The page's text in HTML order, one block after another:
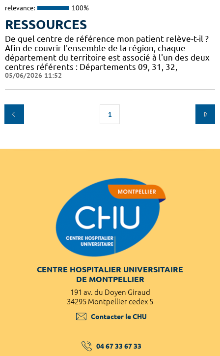
relevance: 100%
RESSOURCES
De quel centre de référence mon patient relève-t-il ?
Afin de couvrir l'ensemble de la région, chaque
département du territoire est associé à l'un des deux
centres référents : Départements 09, 31, 32,
05/06/2026 11:52
1
CENTRE HOSPITALIER UNIVERSITAIRE
DE MONTPELLIER
191 av. du Doyen Giraud
34295 Montpellier cedex 5
Contacter le CHU
04 67 33 67 33